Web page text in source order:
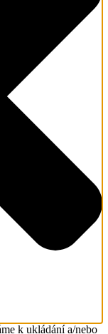
k ukládání a/nebo